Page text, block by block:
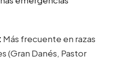
Más frecuente en razas
(Gran Danés, Pastor